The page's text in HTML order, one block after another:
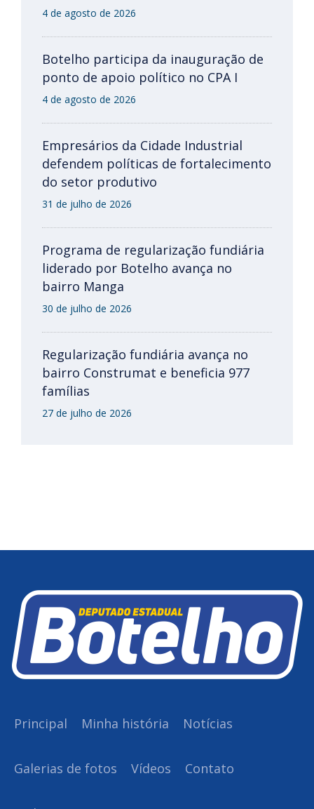
4 de agosto de 2026
Botelho participa da inauguração de
ponto de apoio político no CPA I
4 de agosto de 2026
Empresários da Cidade Industrial
defendem políticas de fortalecimento
do setor produtivo
31 de julho de 2026
Programa de regularização fundiária
liderado por Botelho avança no
bairro Manga
30 de julho de 2026
Regularização fundiária avança no
bairro Construmat e beneficia 977
famílias
27 de julho de 2026
Principal Minha história Notícias
Galerias de fotos Vídeos Contato